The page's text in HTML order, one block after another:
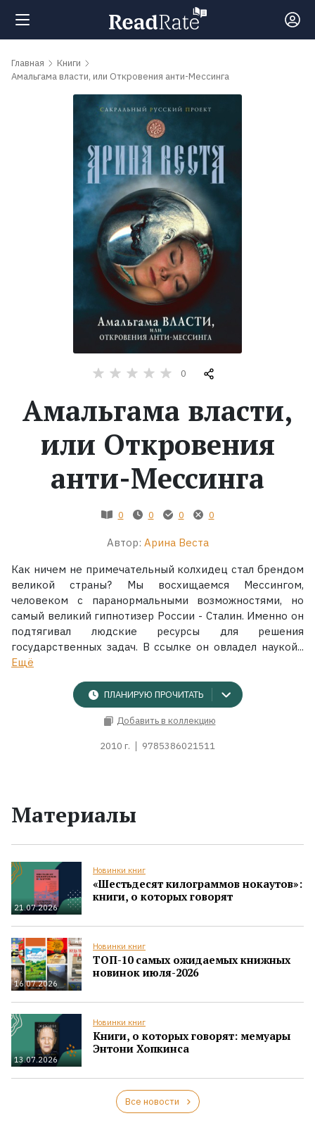
Поиск
Рейтинги
обсуждаемые
Экранизации
Главная
Книги
Амальгама власти, или Откровения анти-Мессинга
0
Амальгама власти,
или Откровения
анти-Мессинга
0 0 0 0
Автор: Арина Веста
Как ничем не примечательный колхидец стал брендом
великой страны? Мы восхищаемся Мессингом,
человеком с паранормальными возможностями, но
самый великий гипнотизер России - Сталин. Именно он
подтягивал людские ресурсы для решения
государственных задач. В ссылке он овладел наукой...
Ещё
ПЛАНИРУЮ ПРОЧИТАТЬ
Добавить в коллекцию
2010 г. 9785386021511
Материалы
21.07.2026
Новинки книг
«Шестьдесят килограммов нокаутов»:
книги, о которых говорят
16.07.2026
Новинки книг
ТОП-10 самых ожидаемых книжных
новинок июля-2026
13.07.2026
Новинки книг
Книги, о которых говорят: мемуары
Энтони Хопкинса
Все новости